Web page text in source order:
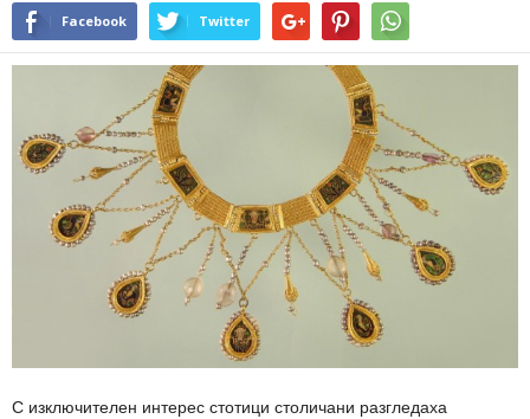
Facebook Twitter
С изключителен интерес стотици столичани разгледаха